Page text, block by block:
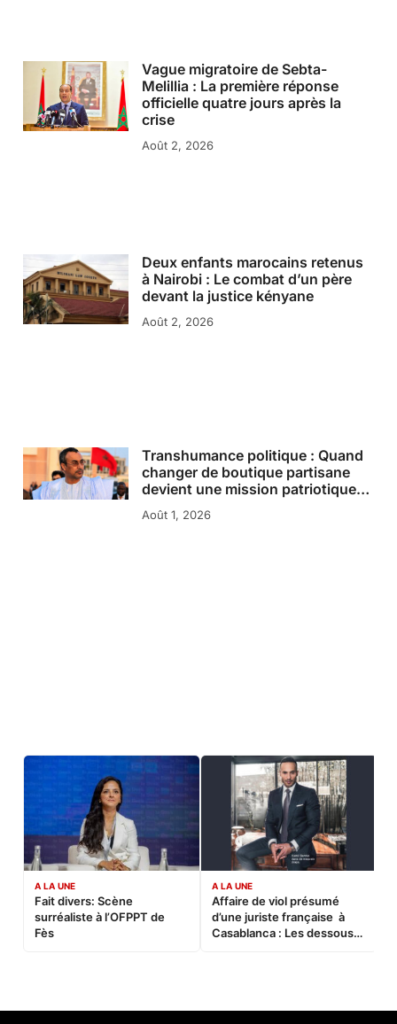
Vague migratoire de Sebta-
Melillia : La première réponse
officielle quatre jours après la
crise
Août 2, 2026
Deux enfants marocains retenus
à Nairobi : Le combat d’un père
devant la justice kényane
Août 2, 2026
Transhumance politique : Quand
changer de boutique partisane
devient une mission patriotique…
Août 1, 2026
A LA UNE
Fait divers: Scène
surréaliste à l’OFPPT de
Fès
A LA UNE
Affaire de viol présumé
d’une juriste française à
Casablanca : Les dessous